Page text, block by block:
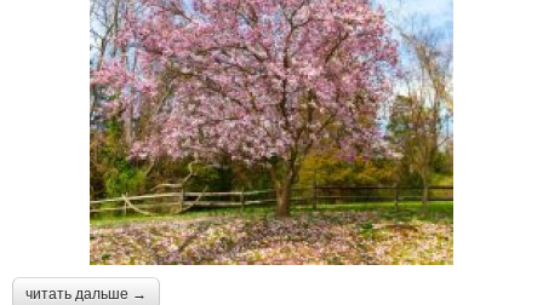
читать дальше →